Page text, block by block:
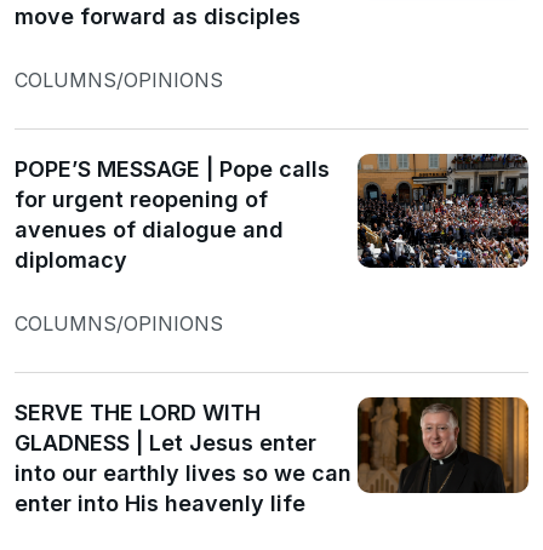
move forward as disciples
COLUMNS/OPINIONS
POPE’S MESSAGE | Pope calls
for urgent reopening of
avenues of dialogue and
diplomacy
COLUMNS/OPINIONS
SERVE THE LORD WITH
GLADNESS | Let Jesus enter
into our earthly lives so we can
enter into His heavenly life